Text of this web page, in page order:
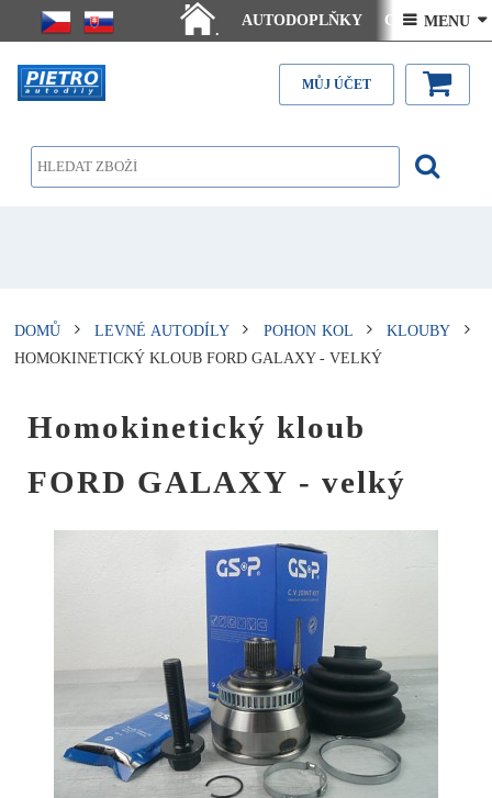
.
AUTODOPLŇKY Ceny doručení
Články - návody Kontakt
 MENU 
MŮJ ÚČET
DOMŮ LEVNÉ AUTODÍLY POHON KOL
KLOUBY
HOMOKINETICKÝ KLOUB FORD GALAXY - VELKÝ
Homokinetický kloub
FORD GALAXY - velký